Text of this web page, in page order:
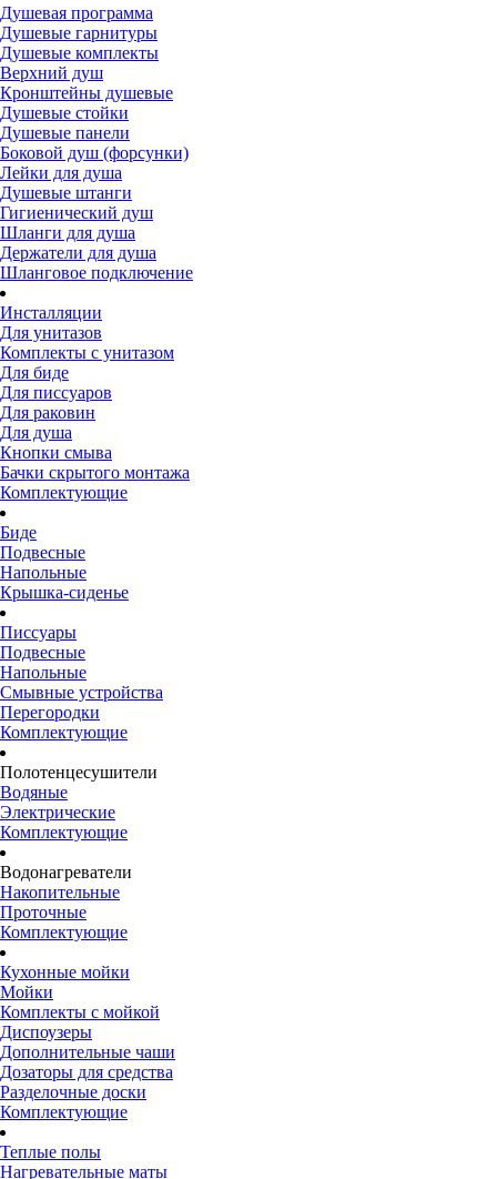
Душевая программа
Душевые гарнитуры
Душевые комплекты
Верхний душ
Кронштейны душевые
Душевые стойки
Душевые панели
Боковой душ (форсунки)
Лейки для душа
Душевые штанги
Гигиенический душ
Шланги для душа
Держатели для душа
Шланговое подключение
Инсталляции
Для унитазов
Комплекты с унитазом
Для биде
Для писсуаров
Для раковин
Для душа
Кнопки смыва
Бачки скрытого монтажа
Комплектующие
Биде
Подвесные
Напольные
Крышка-сиденье
Писсуары
Подвесные
Напольные
Смывные устройства
Перегородки
Комплектующие
Полотенцесушители
Водяные
Электрические
Комплектующие
Водонагреватели
Накопительные
Проточные
Комплектующие
Кухонные мойки
Мойки
Комплекты с мойкой
Диспоузеры
Дополнительные чаши
Дозаторы для средства
Разделочные доски
Комплектующие
Теплые полы
Нагревательные маты